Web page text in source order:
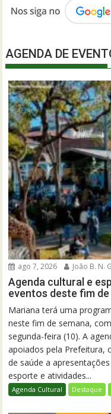
AGENDA DE
ago 7, 2026 João B. N.
Agenda cultural e
eventos deste fim de
Mariana terá uma
neste fim de semana,
segunda-feira (10). A
apoiados pela Prefeitura,
de saúde a
esporte e atividades...
Agenda Cultural Destaque